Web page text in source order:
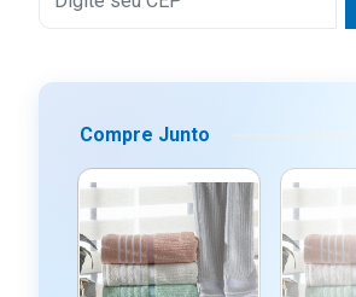
Compre Junto